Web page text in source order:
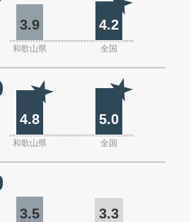
3.9 4.2
和歌山県 全国
4.8 5.0
和歌山県 全国
3.5 3.3